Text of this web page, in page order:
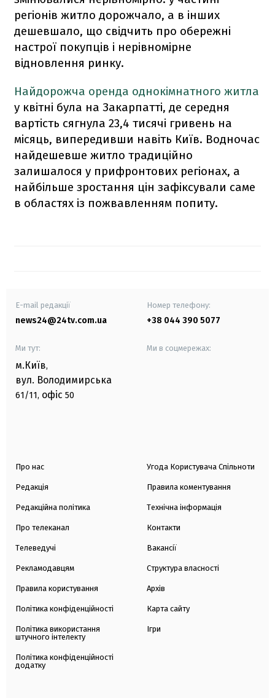
регіонів житло дорожчало, а в інших
дешевшало, що свідчить про обережні
настрої покупців і нерівномірне
відновлення ринку.
Найдорожча оренда однокімнатного житла
у квітні була на Закарпатті, де середня
вартість сягнула 23,4 тисячі гривень на
місяць, випередивши навіть Київ. Водночас
найдешевше житло традиційно
залишалося у прифронтових регіонах, а
найбільше зростання цін зафіксували саме
в областях із пожвавленням попиту.
E-mail редакції
news24@24tv.com.ua
Номер телефону:
+38 044 390 5077
Ми тут:
м.Київ,
вул. Володимирська
61/11, офіс 50
Ми в соцмережах:
Про нас
Редакція
Редакційна політика
Про телеканал
Телеведучі
Рекламодавцям
Правила користування
Політика конфіденційності
Політика використання
штучного інтелекту
Політика конфіденційності
додатку
Угода Користувача Спільноти
Правила коментування
Технічна інформація
Контакти
Вакансії
Структура власності
Архів
Карта сайту
Ігри